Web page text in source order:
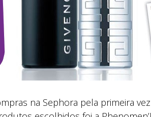
na Sephora pela primeira